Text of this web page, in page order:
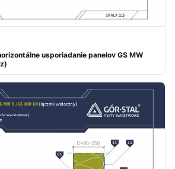
usporiadanie panelov GS MW